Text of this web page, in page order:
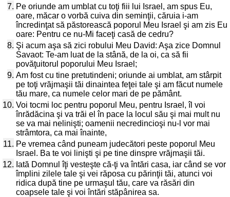
7. Pe oriunde am umblat cu toţi fiii lui Israel, am spus Eu,
oare, măcar o vorbă cuiva din seminţii, căruia i-am
încredinţat să păstorească poporul Meu Israel şi am zis Eu
oare: Pentru ce nu-Mi faceţi casă de cedru?
8. Şi acum aşa să zici robului Meu David: Aşa zice Domnul
Savaot: Te-am luat de la stână, de la oi, ca să fii
povăţuitorul poporului Meu Israel;
9. Am fost cu tine pretutindeni; oriunde ai umblat, am stârpit
pe toţi vrăjmaşii tăi dinaintea feţei tale şi am făcut numele
tău mare, ca numele celor mari de pe pământ.
10. Voi tocmi loc pentru poporul Meu, pentru Israel, îl voi
înrădăcina şi va trăi el în pace la locul său şi mai mult nu
se va mai nelinişti; oamenii necredincioşi nu-l vor mai
strâmtora, ca mai înainte,
11. Pe vremea când puneam judecători peste poporul Meu
Israel. Ba te voi linişti şi pe tine dinspre vrăjmaşii tăi.
12. Iată Domnul îţi vesteşte că-ţi va întări casa, iar când se vor
împlini zilele tale şi vei răposa cu părinţii tăi, atunci voi
ridica după tine pe urmaşul tău, care va răsări din
coapsele tale şi voi întări stăpânirea sa.